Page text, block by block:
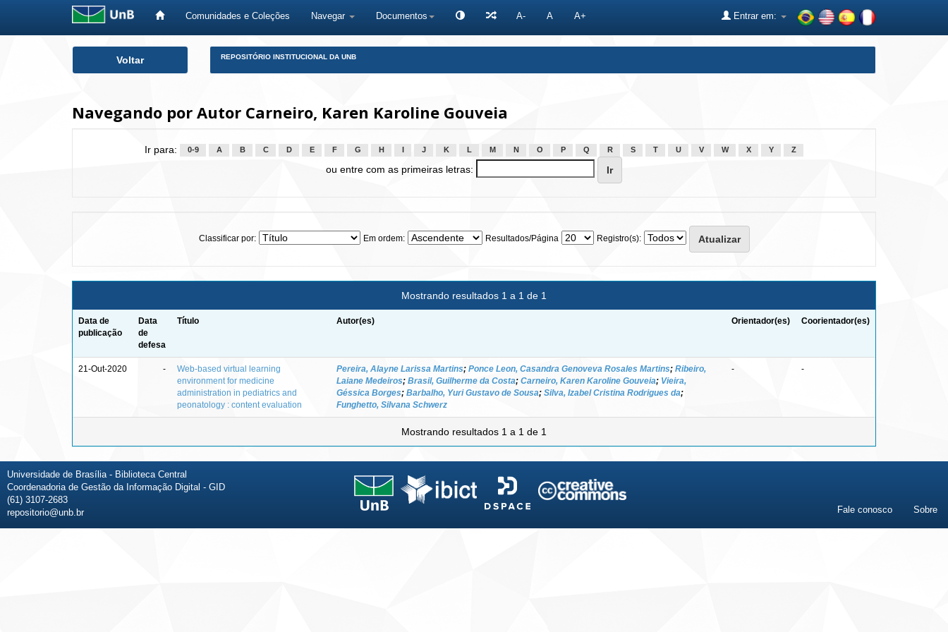
Comunidades e Coleções Navegar Documentos A- A A+ Entrar em:
Voltar REPOSITÓRIO INSTITUCIONAL DA UNB
Navegando por Autor Carneiro, Karen Karoline Gouveia
Ir para: 0-9 A B C D E F G H J K L M N O P Q R S T U V W X Y Z
ou entre com as primeiras letras:
Classificar por: Em ordem: Resultados/Página Registro(s):
Mostrando resultados 1 a 1 de 1
Data de
publicação
Data
de
defesa
Título Autor(es) Orientador(es) Coorientador(es)
21-Out-2020 -
Web-based virtual learning
environment for medicine
administration in pediatrics and
peonatology : content evaluation
Pereira, Alayne Larissa Martins; Ponce Leon, Casandra Genoveva Rosales Martins; Ribeiro,
Laiane Medeiros; Brasil, Guilherme da Costa; Carneiro, Karen Karoline Gouveia; Vieira,
Géssica Borges; Barbalho, Yuri Gustavo de Sousa; Silva, Izabel Cristina Rodrigues da;
Funghetto, Silvana Schwerz
- -
Mostrando resultados 1 a 1 de 1
Universidade de Brasília - Biblioteca Central
Coordenadoria de Gestão da Informação Digital - GID
(61) 3107-2683
repositorio@unb.br
Fale conosco Sobre